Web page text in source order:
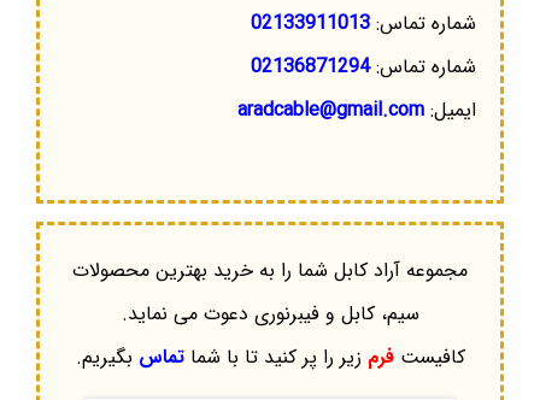
شماره تماس: 02133911013
شماره تماس:02136871294
ایمیل: aradcable@gmail.com
مجموعه آراد کابل شما را به خرید بهترین محصولات
سیم، کابل و فیبرنوری دعوت می نماید.
کافیستفرم زیر را پر کنید تا با شماتماس بگیریم.